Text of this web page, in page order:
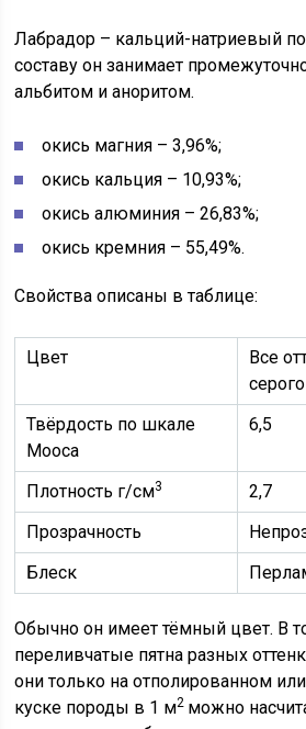
Лабрадор – кальций-натриевый
составу он занимает
альбитом и аноритом.
окись магния – 3,96%;
окись кальция – 10,93%;
окись алюминия – 26,83%;
окись кремния – 55,49%.
Свойства описаны в таблице:
Цвет
Все
серого
Твёрдость по шкале
Мооса
6,5
Плотность г/см3
2,7
Прозрачность
Блеск
Обычно он имеет тёмный цвет. В
переливчатые пятна разных
они только на отполированном
куске породы в 1 м2 можно